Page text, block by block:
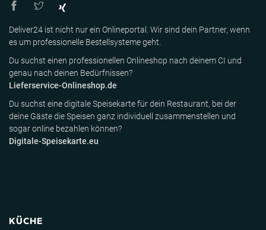
Deliver24 ist nicht nur ein Onlineportal. Wir sind dein Partner, wenn
es um professionelle Bestellsysteme geht.
Du suchst einen professionellen Onlineshop nach deinem CI und
genau nach deinen Bedürfnissen?
Lieferservice-Onlineshop.de
Du suchst eine digitale Speisekarte für dein Restaurant, bei der
deine Gäste die Speisen ganz individuell zusammenstellen und
sogar online bezahlen können?
Digitale-Speisekarte.eu
KÜCHE